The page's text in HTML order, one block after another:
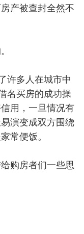
产被查封全然不
许多人在城市中
名买房的成功操
用，一旦情况有
演变成双方围绕
常便饭。
购房者们一些思